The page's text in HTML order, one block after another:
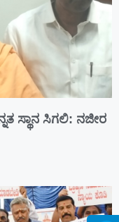
ಸ್ಥಾನ ಸಿಗಲಿ: ನಜೀರ